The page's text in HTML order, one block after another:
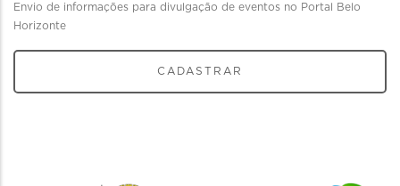
Envio de informações para divulgação de eventos no Portal Belo
Horizonte
CADASTRAR